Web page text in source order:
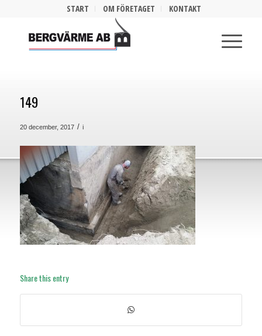
START OM FÖRETAGET KONTAKT
149
20 december, 2017 / i
Share this entry